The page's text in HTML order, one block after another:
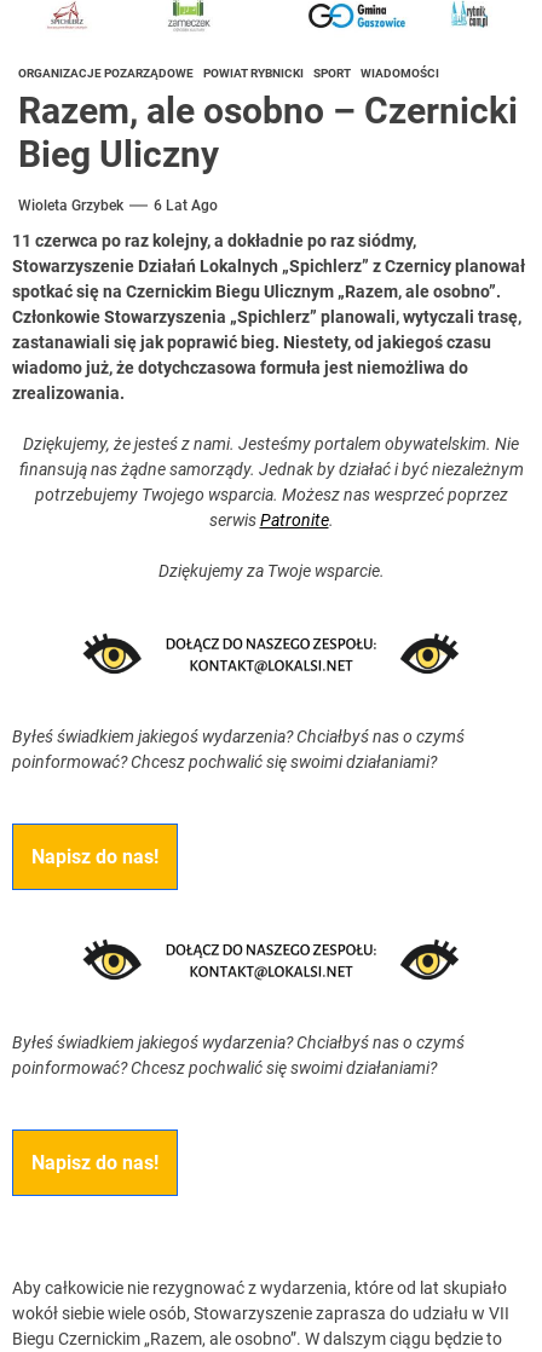
ORGANIZACJE POZARZĄDOWE POWIAT RYBNICKI SPORT WIADOMOŚCI
Razem, ale osobno – Czernicki
Bieg Uliczny
Wioleta Grzybek 6 Lat Ago
11 czerwca po raz kolejny, a dokładnie po raz siódmy,
Stowarzyszenie Działań Lokalnych „Spichlerz” z Czernicy planował
spotkać się na Czernickim Biegu Ulicznym „Razem, ale osobno”.
Członkowie Stowarzyszenia „Spichlerz” planowali, wytyczali trasę,
zastanawiali się jak poprawić bieg. Niestety, od jakiegoś czasu
wiadomo już, że dotychczasowa formuła jest niemożliwa do
zrealizowania.
Dziękujemy, że jesteś z nami. Jesteśmy portalem obywatelskim. Nie
finansują nas żądne samorządy. Jednak by działać i być niezależnym
potrzebujemy Twojego wsparcia. Możesz nas wesprzeć poprzez
serwisPatronite.
Dziękujemy za Twoje wsparcie.
Byłeś świadkiem jakiegoś wydarzenia? Chciałbyś nas o czymś
poinformować? Chcesz pochwalić się swoimi działaniami?
Napisz do nas!
Byłeś świadkiem jakiegoś wydarzenia? Chciałbyś nas o czymś
poinformować? Chcesz pochwalić się swoimi działaniami?
Napisz do nas!
Aby całkowicie nie rezygnować z wydarzenia, które od lat skupiało
wokół siebie wiele osób, Stowarzyszenie zaprasza do udziału w VII
Biegu Czernickim „Razem, ale osobno”. W dalszym ciągu będzie to